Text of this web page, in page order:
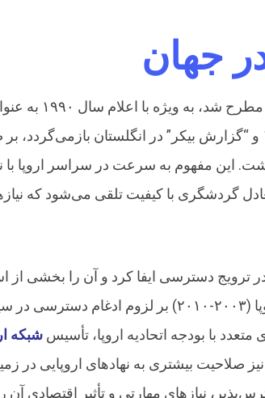
جهان
مسئله دسترسی افراد
برگزاری کنفرانس “گردشگری برای همه”. این جنبش که ریشه‌های آن به اواخر دهه ۱۹۸۰ و
این مفهوم به سرعت در سراسر اروپا
گردشگری با کیفیت تلقی می‌شود که
نقش فعال‌تری در ترویج دسترسی ایفا کرد و آن را
اجتماعی خود (مانند استراتژی لیسبون) قرار داد. اولین “برنامه اقدام معلولیت”
با بودجه اتحادیه اروپا، تأسیس شبکه
رو به رشد گردشگری دسترس‌پذیر، نیازهای مهارتی و تأثیر